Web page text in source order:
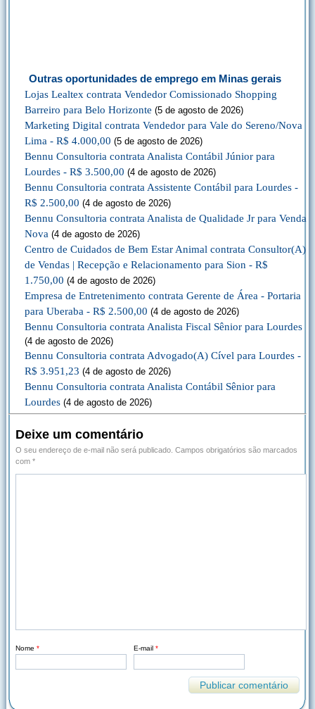
Outras oportunidades de emprego em Minas gerais
Lojas Lealtex contrata Vendedor Comissionado Shopping
Barreiro para Belo Horizonte (5 de agosto de 2026)
Marketing Digital contrata Vendedor para Vale do Sereno/Nova
Lima - R$ 4.000,00 (5 de agosto de 2026)
Bennu Consultoria contrata Analista Contábil Júnior para
Lourdes - R$ 3.500,00 (4 de agosto de 2026)
Bennu Consultoria contrata Assistente Contábil para Lourdes -
R$ 2.500,00 (4 de agosto de 2026)
Bennu Consultoria contrata Analista de Qualidade Jr para Venda
Nova (4 de agosto de 2026)
Centro de Cuidados de Bem Estar Animal contrata Consultor(A)
de Vendas | Recepção e Relacionamento para Sion - R$
1.750,00 (4 de agosto de 2026)
Empresa de Entretenimento contrata Gerente de Área - Portaria
para Uberaba - R$ 2.500,00 (4 de agosto de 2026)
Bennu Consultoria contrata Analista Fiscal Sênior para Lourdes
(4 de agosto de 2026)
Bennu Consultoria contrata Advogado(A) Cível para Lourdes -
R$ 3.951,23 (4 de agosto de 2026)
Bennu Consultoria contrata Analista Contábil Sênior para
Lourdes (4 de agosto de 2026)
Deixe um comentário
O seu endereço de e-mail não será publicado. Campos obrigatórios são marcados
com *
Nome * E-mail *